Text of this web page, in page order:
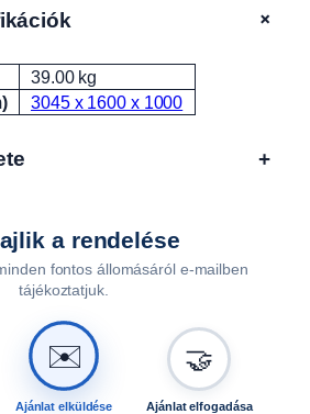
+
Érték
39.00 kg
3045 x 1600 x 1000
+
a rendelése
fontos állomásáról e-mailben
tájékoztatjuk.
✉️
Ajánlat elküldése
🤝
Ajánlat elfogadása